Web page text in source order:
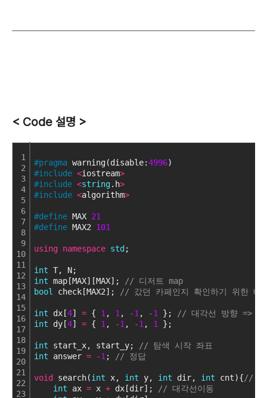
< Code 설명 >
1
2
3
4
5
6
7
8
9
10
11
12
13
14
15
16
17
18
19
20
21
22
23
#pragma warning(disable:4996)
#include <iostream>
#include <string.h>
#include <algorithm>
#define MAX 21
#define MAX2 101
using namespace std ;
int T, N;
int map[MAX][MAX];
// 디저트 map
bool
check[MAX2]; // 갔던 카페인지 확인하기 위한 배
int dx[4] = { 1 , 1 , -1 , -1 };
// 대각선 방향 => 시
int dy[4] = { 1 , -1 , -1 , 1 };
int start_x, start_y;
// 탐색 시작 좌표
int answer = -1 ; // 정답
void search(int x, int y, int dir, int cnt){// y,
int ax = x + dx[dir];
// 대각선이동